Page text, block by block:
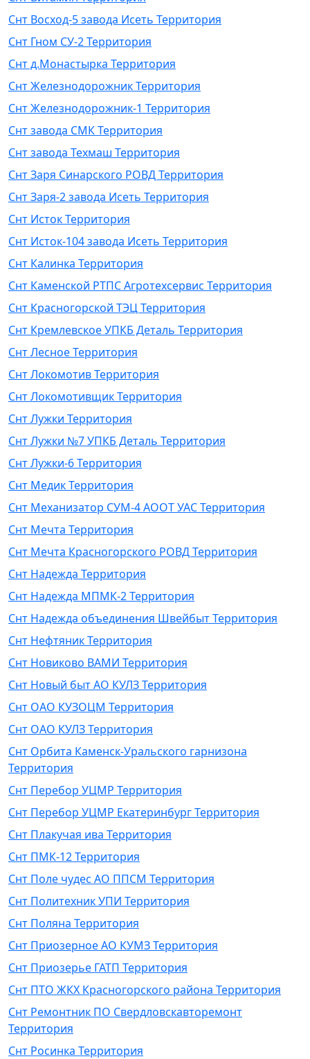
Снт Восход-5 завода Исеть Территория
Снт Гном СУ-2 Территория
Снт д.Монастырка Территория
Снт Железнодорожник Территория
Снт Железнодорожник-1 Территория
Снт завода СМК Территория
Снт завода Техмаш Территория
Снт Заря Синарского РОВД Территория
Снт Заря-2 завода Исеть Территория
Снт Исток Территория
Снт Исток-104 завода Исеть Территория
Снт Калинка Территория
Снт Каменской РТПС Агротехсервис Территория
Снт Красногорской ТЭЦ Территория
Снт Кремлевское УПКБ Деталь Территория
Снт Лесное Территория
Снт Локомотив Территория
Снт Локомотивщик Территория
Снт Лужки Территория
Снт Лужки №7 УПКБ Деталь Территория
Снт Лужки-6 Территория
Снт Медик Территория
Снт Механизатор СУМ-4 АООТ УАС Территория
Снт Мечта Территория
Снт Мечта Красногорского РОВД Территория
Снт Надежда Территория
Снт Надежда МПМК-2 Территория
Снт Надежда объединения Швейбыт Территория
Снт Нефтяник Территория
Снт Новиково ВАМИ Территория
Снт Новый быт АО КУЛЗ Территория
Снт ОАО КУЗОЦМ Территория
Снт ОАО КУЛЗ Территория
Снт Орбита Каменск-Уральского гарнизона
Территория
Снт Перебор УЦМР Территория
Снт Перебор УЦМР Екатеринбург Территория
Снт Плакучая ива Территория
Снт ПМК-12 Территория
Снт Поле чудес АО ППСМ Территория
Снт Политехник УПИ Территория
Снт Поляна Территория
Снт Приозерное АО КУМЗ Территория
Снт Приозерье ГАТП Территория
Снт ПТО ЖКХ Красногорского района Территория
Снт Ремонтник ПО Свердловскавторемонт
Территория
Снт Росинка Территория